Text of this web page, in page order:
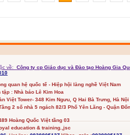
về:
Công ty cp Giáo dục và Đào tạo Hoàng Gia
quan hệ quốc tế - Hiệp hội làng nghề Việt Nam
: Nhà báo Lê Kim Hoa
Việt Tower- 348 Kim Ngưu, Q Hai Bà Trưng, Hà Nội
2 số nhà 5 ngách 82/3 Phố Yên Lãng - Quận
Hoàng Quốc Việt tầng 03
education & training.,jsc